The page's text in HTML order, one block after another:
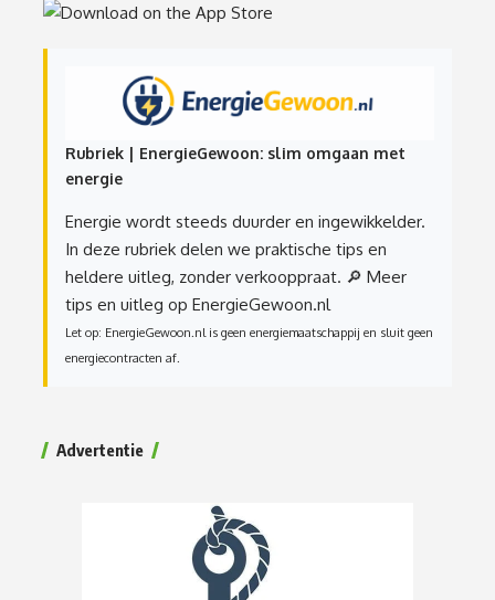
Rubriek | EnergieGewoon: slim omgaan met
energie
Energie wordt steeds duurder en ingewikkelder.
In deze rubriek delen we praktische tips en
heldere uitleg, zonder verkooppraat. 🔎 Meer
tips en uitleg op EnergieGewoon.nl
Let op: EnergieGewoon.nl is geen energiemaatschappij en sluit geen
energiecontracten af.
Advertentie